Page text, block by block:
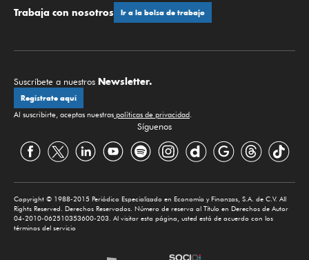
Trabaja con nosotros Ir a la bolsa de trabajo
Suscríbete a nuestros Newsletter.
Regístrate aquí
Al suscribirte, aceptas nuestras políticas de privacidad.
Síguenos
Copyright © 1988-2015 Periódico Especializado en Economía y Finanzas, S.A. de C.V. All
Rights Reserved. Derechos Reservados. Número de reserva al Título en Derechos de Autor
04-2010-062510353600-203. Al visitar esta página, usted está de acuerdo con los
términos del servicio